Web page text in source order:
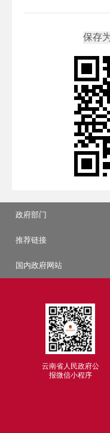
政府部门
推荐链接
国内政府网站
云南省人民政府公
报微信小程序